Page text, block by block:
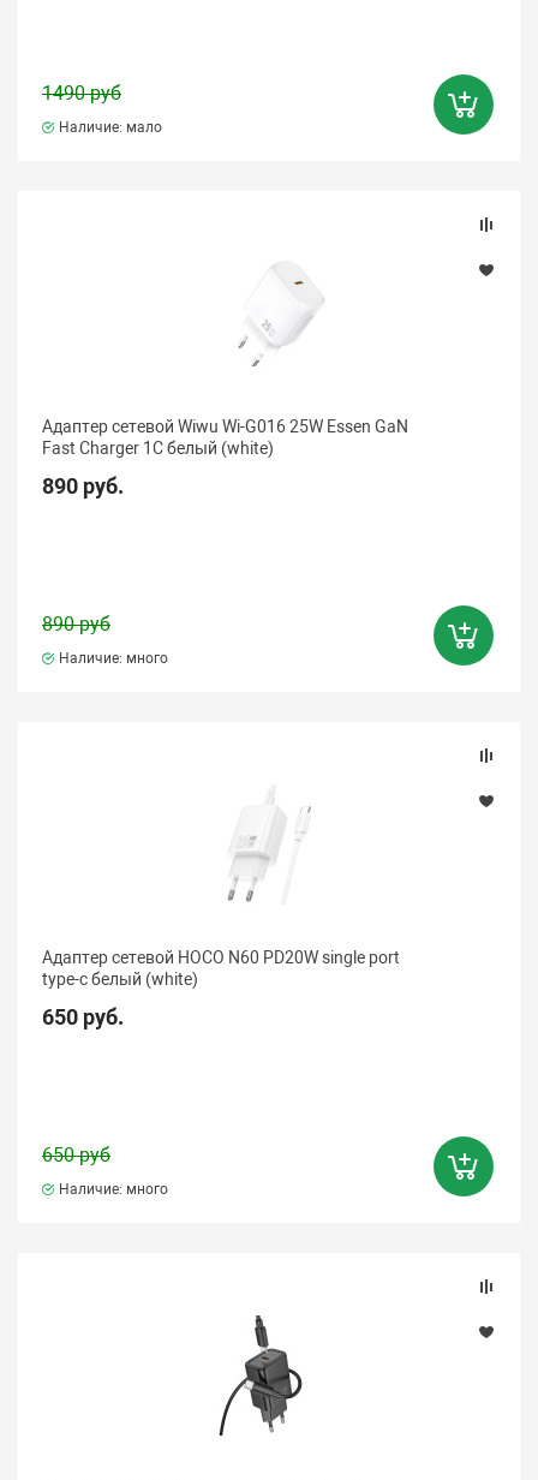
1490 руб
Наличие: мало
Адаптер сетевой Wiwu Wi-G016 25W Essen GaN
Fast Charger 1C белый (white)
890 руб.
890 руб
Наличие: много
Адаптер сетевой HOCO N60 PD20W single port
type-c белый (white)
650 руб.
650 руб
Наличие: много